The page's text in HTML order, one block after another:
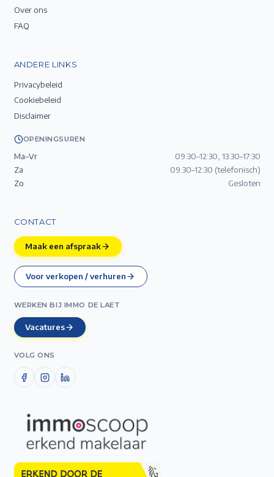
Over ons
FAQ
ANDERE LINKS
Privacybeleid
Cookiebeleid
Disclaimer
OPENINGSUREN
Ma–Vr
09:30–12:30, 13:30–17:30
Za
09:30–12:30 (telefonisch)
Zo
Gesloten
CONTACT
Maak een afspraak
Voor verkopen / verhuren
WERKEN BIJ IMMO DE LAET
Vacatures
VOLG ONS